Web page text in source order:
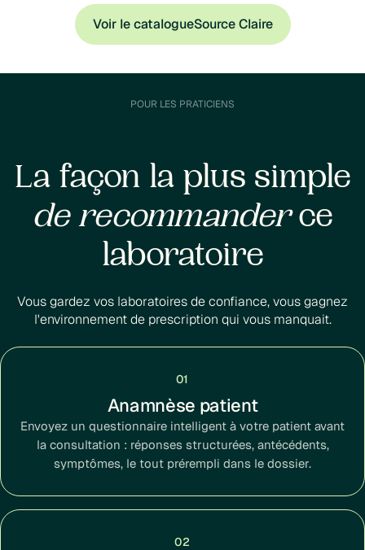
Voir le catalogueSource Claire
POUR LES PRATICIENS
La façon la plus simple
de recommanderce
laboratoire
Vous gardez vos laboratoires de confiance, vous gagnez
l'environnement de prescription qui vous manquait.
01
Anamnèse patient
Envoyez un questionnaire intelligent à votre patient avant
la consultation : réponses structurées, antécédents,
symptômes, le tout prérempli dans le dossier.
02